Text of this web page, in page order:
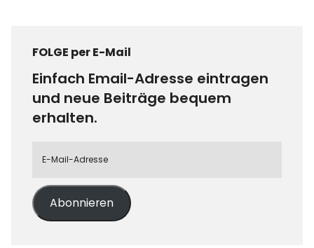
FOLGE per E-Mail
Einfach Email-Adresse eintragen
und neue Beiträge bequem
erhalten.
Abonnieren